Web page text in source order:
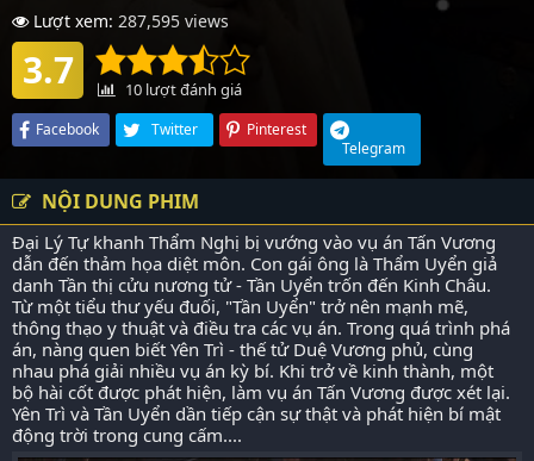
Lượt xem: 287,595 views
3.7 10 lượt đánh giá
Facebook Twitter
Pinterest
Telegram
NỘI DUNG PHIM
Đại Lý Tự khanh Thẩm Nghị bị vướng vào vụ án Tấn Vương
dẫn đến thảm họa diệt môn. Con gái ông là Thẩm Uyển giả
danh Tần thị cửu nương tử - Tần Uyển trốn đến Kinh Châu.
Từ một tiểu thư yếu đuối, "Tần Uyển" trở nên mạnh mẽ,
thông thạo y thuật và điều tra các vụ án. Trong quá trình phá
án, nàng quen biết Yên Trì - thế tử Duệ Vương phủ, cùng
nhau phá giải nhiều vụ án kỳ bí. Khi trở về kinh thành, một
bộ hài cốt được phát hiện, làm vụ án Tấn Vương được xét lại.
Yên Trì và Tần Uyển dần tiếp cận sự thật và phát hiện bí mật
động trời trong cung cấm....